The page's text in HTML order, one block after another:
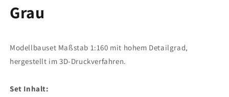
Grau
Modellbauset Maßstab 1:160 mit hohem Detailgrad,
hergestellt im 3D-Druckverfahren.
Set Inhalt: